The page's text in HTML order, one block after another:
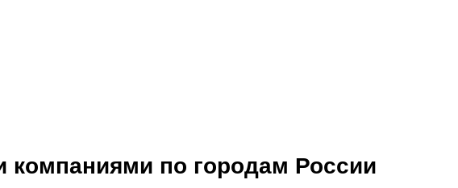
компаниями по городам России